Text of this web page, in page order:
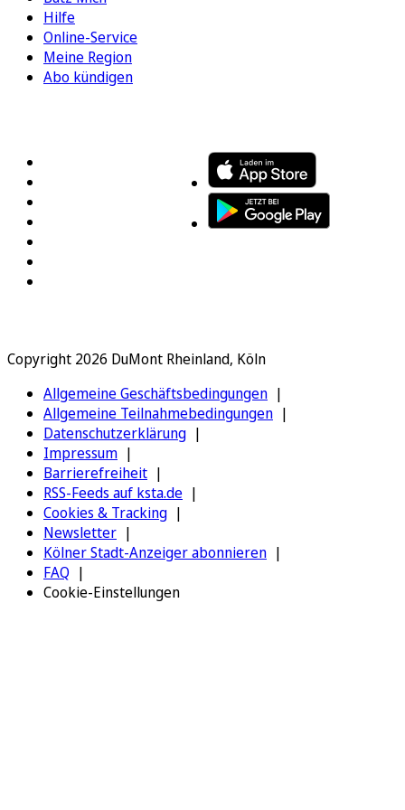
Hilfe
Online-Service
Meine Region
Abo kündigen
Copyright 2026 DuMont Rheinland, Köln
Allgemeine Geschäftsbedingungen
Allgemeine Teilnahmebedingungen
Datenschutzerklärung
Impressum
Barrierefreiheit
RSS-Feeds auf ksta.de
Cookies & Tracking
Newsletter
Kölner Stadt-Anzeiger abonnieren
FAQ
Cookie-Einstellungen